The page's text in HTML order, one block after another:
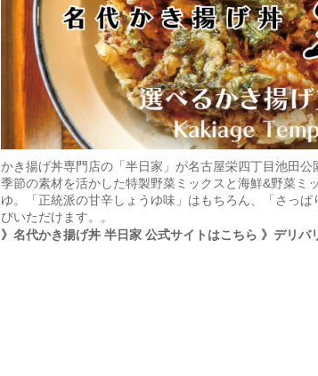
かき揚げ丼専門店の「半日家」が名古屋栄四丁目池田公
季節の素材を活かした特製野菜ミックスと海鮮&野菜ミ
ゆ。「正統派の甘辛しょうゆ味」はもちろん、「さっ
びいただけます。。
》名代かき揚げ丼 半日家 公式サイトはこちら 》デリバ